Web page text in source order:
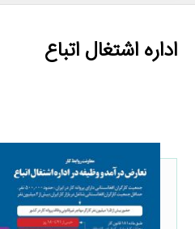
اداره اشتغال اتباع